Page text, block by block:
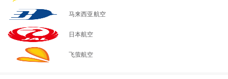
马来西亚航空
日本航空
飞萤航空